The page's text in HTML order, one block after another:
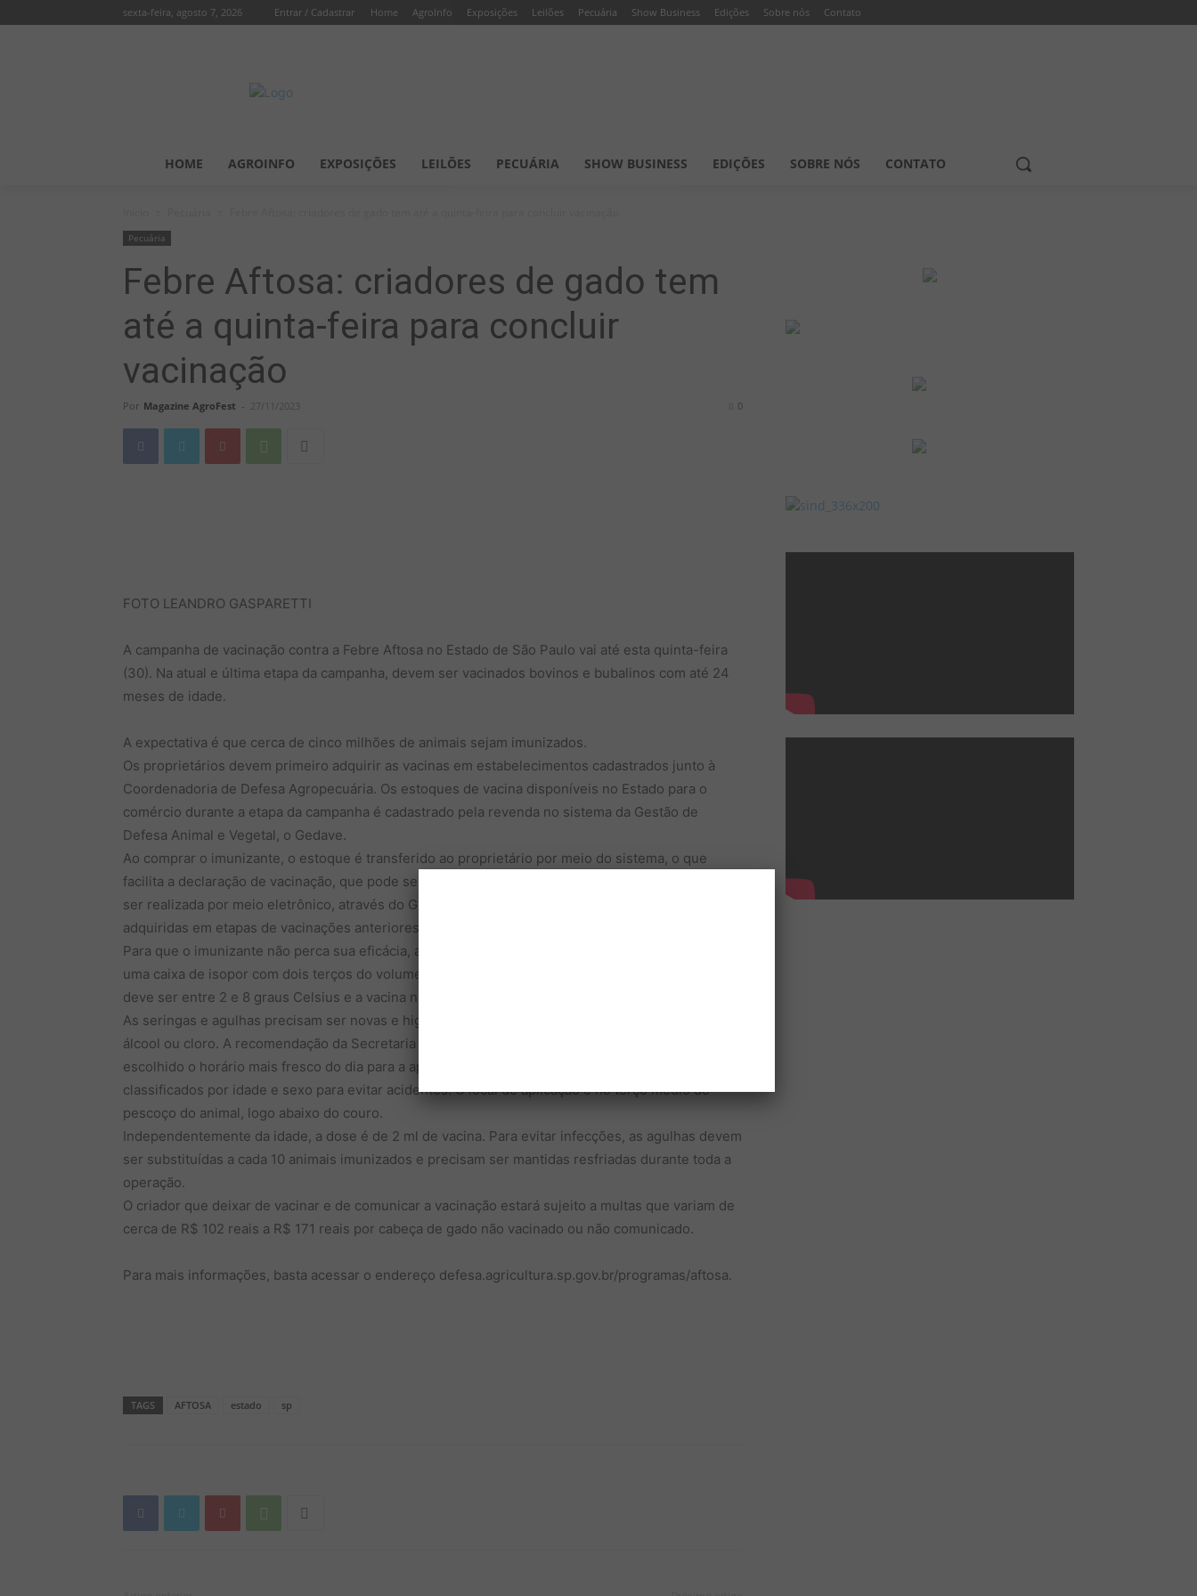
sexta-feira, agosto 7, 2026 Entrar / Cadastrar Home AgroInfo Exposições Leilões Pecuária Show Business Edições Sobre nós Contato
HOME AGROINFO EXPOSIÇÕES LEILÕES PECUÁRIA SHOW BUSINESS EDIÇÕES SOBRE NÓS CONTATO
Pecuária
Febre Aftosa: criadores de gado tem
até a quinta-feira para concluir
vacinação
Por Magazine AgroFest - 27/11/2023 0
FOTO LEANDRO GASPARETTI
A campanha de vacinação contra a Febre Aftosa no Estado de São Paulo vai até esta quinta-feira
(30). Na atual e última etapa da campanha, devem ser vacinados bovinos e bubalinos com até 24
meses de idade.
A expectativa é que cerca de cinco milhões de animais sejam imunizados.
Os proprietários devem primeiro adquirir as vacinas em estabelecimentos cadastrados junto à
Coordenadoria de Defesa Agropecuária. Os estoques de vacina disponíveis no Estado para o
comércio durante a etapa da campanha é cadastrado pela revenda no sistema da Gestão de
Defesa Animal e Vegetal, o Gedave.
Ao comprar o imunizante, o estoque é transferido ao proprietário por meio do sistema, o que
facilita a declaração de vacinação, que pode ser feita até o dia 7 de dezembro. A declaração deve
ser realizada por meio eletrônico, através do GEDAVE. A legislação proíbe o uso de vacinas
adquiridas em etapas de vacinações anteriores.
Para que o imunizante não perca sua eficácia, a vacina deve ser transportada e armazenada em
uma caixa de isopor com dois terços do volume ocupado por gelo. A temperatura de conservação
deve ser entre 2 e 8 graus Celsius e a vacina nunca pode ser congelada.
As seringas e agulhas precisam ser novas e higienizadas sem o uso de produtos químicos como o
álcool ou cloro. A recomendação da Secretaria de Agricultura e Abastecimento é que a seja
escolhido o horário mais fresco do dia para a aplicação da vacina. Os animais devem ser
classificados por idade e sexo para evitar acidentes. O local de aplicação é no terço médio do
pescoço do animal, logo abaixo do couro.
Independentemente da idade, a dose é de 2 ml de vacina. Para evitar infecções, as agulhas devem
ser substituídas a cada 10 animais imunizados e precisam ser mantidas resfriadas durante toda a
operação.
O criador que deixar de vacinar e de comunicar a vacinação estará sujeito a multas que variam de
cerca de R$ 102 reais a R$ 171 reais por cabeça de gado não vacinado ou não comunicado.
Para mais informações, basta acessar o endereço defesa.agricultura.sp.gov.br/programas/aftosa.
TAGS AFTOSA estado sp